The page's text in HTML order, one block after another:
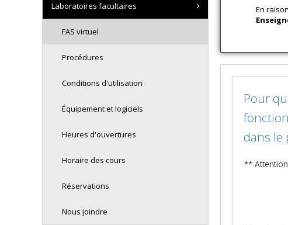
En
Pour
dans le
**
Laboratoires facultaires
FAS virtuel
Procédures
Conditions d'utilisation
Équipement et logiciels
Heures d'ouvertures
Horaire des cours
Réservations
Nous joindre